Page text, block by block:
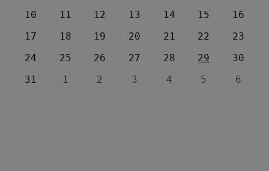
10
11 12 13 14 15
16
17
18 19 20 21 22
23
24
25 26 27 28 29
30
31
1 2 3 4 5 6